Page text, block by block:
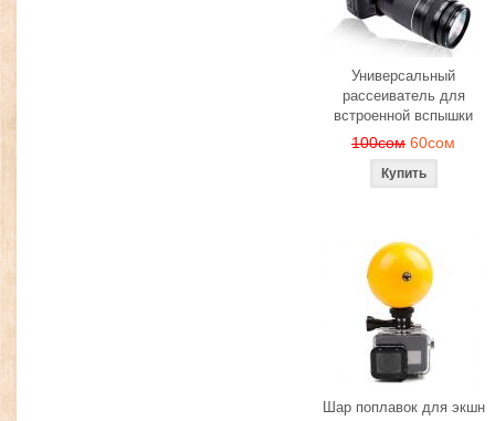
Универсальный
рассеиватель для
встроенной вспышки
100сом 60сом
Шар поплавок для экшн